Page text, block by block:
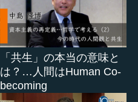
「共生」の本当の意味と
は？…人間はHuman Co-
becoming